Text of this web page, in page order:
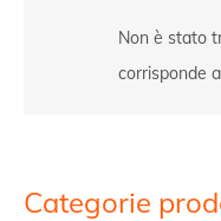
Non è stato
corrisponde
Categorie